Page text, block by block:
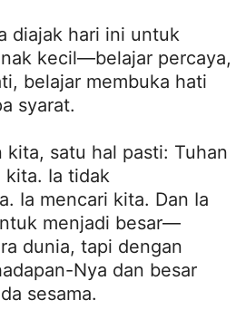
diajak hari ini untuk
kecil—belajar percaya,
belajar membuka hati
syarat.
kita, satu hal pasti: Tuhan
kita. Ia tidak
Ia mencari kita. Dan Ia
menjadi besar—
dunia, tapi dengan
Nya dan besar
sesama.